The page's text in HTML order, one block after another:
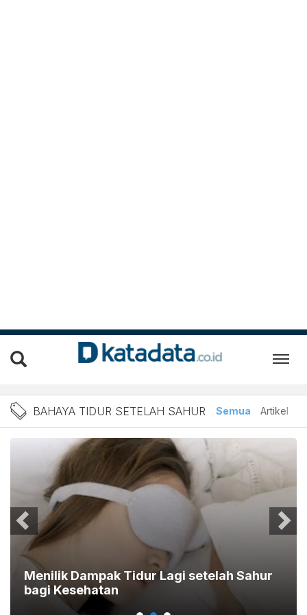
Berita Bahaya Tidur
BAHAYA TIDUR SETELAH SAHUR Semua Artikel
Menilik Dampak Tidur Lagi setelah Sahur
bagi Kesehatan